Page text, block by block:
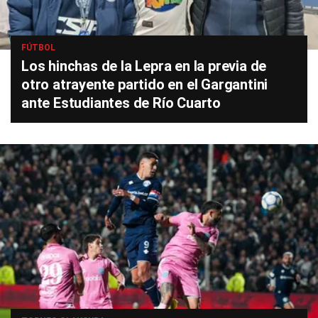
FÚTBOL
Los hinchas de la Lepra en la previa de
otro atrayente partido en el Gargantini
ante Estudiantes de Río Cuarto